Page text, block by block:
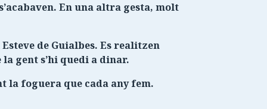
En una altra gesta, molt
de Guialbes. Es realitzen
gent s’hi quedi a dinar.
la foguera que cada any fem.